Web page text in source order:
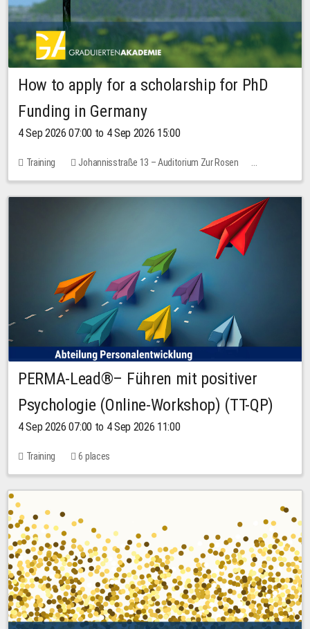
How to apply for a scholarship for PhD
Funding in Germany
4 Sep 2026 07:00 to 4 Sep 2026 15:00
Training
Johannisstraße 13 – Auditorium Zur Rosen
7 places
10.00 EUR
PERMA-Lead®– Führen mit positiver
Psychologie (Online-Workshop) (TT-QP)
4 Sep 2026 07:00 to 4 Sep 2026 11:00
Training 6 places